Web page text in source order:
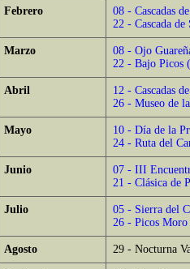
Febrero
08 - Cascadas
22 - Cascada de
Marzo
08 - Ojo
22 - Bajo Picos
Abril
12 - Cascadas
26 - Museo de
Mayo
10 - Día de la
24 - Ruta del
Junio
07 - III
21 - Clásica de
Julio
05 - Sierra del
26 - Picos Moro
Agosto 29 - Nocturna